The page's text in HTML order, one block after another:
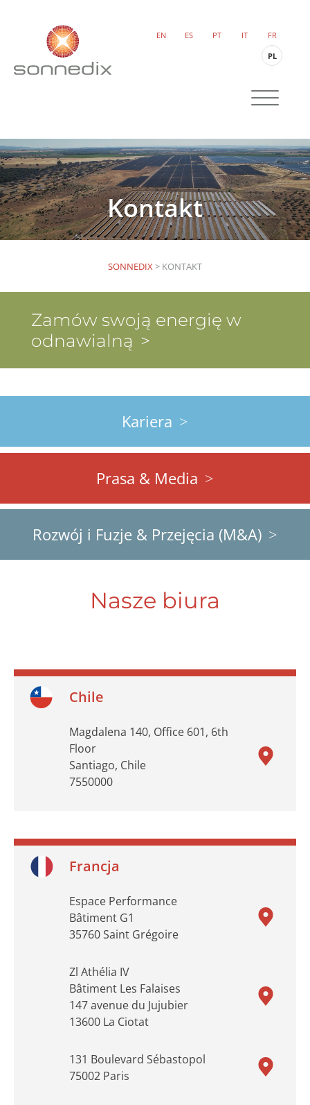
EN ES PT IT
FR
PL
Kontakt
SONNEDIX> KONTAKT
Zamów swoją energię w
odnawialną
Kariera
Prasa & Media
Rozwój i Fuzje & Przejęcia (M&A)
Nasze biura
Chile
Magdalena 140, Office 601, 6th
Floor
Santiago, Chile
7550000
Francja
Espace Performance
Bâtiment G1
35760 Saint Grégoire
Zl Athélia IV
Bâtiment Les Falaises
147 avenue du Jujubier
13600 La Ciotat
131 Boulevard Sébastopol
75002 Paris